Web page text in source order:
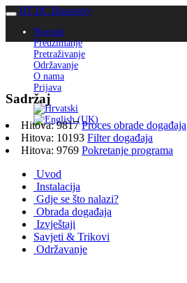
IIT DC Discovery
Novosti
Preuzimanje
Pretraživanje
Održavanje
O nama
Prijava
Sadržaj
Hitova: 9817Proces obrade događaja
Hitova: 10193 Filter događaja
Hitova: 9769 Pokretanje programa
Uvod
Instalacija
Gdje se što nalazi?
Obrada događaja
Izvještaji
Savjeti & Trikovi
Održavanje